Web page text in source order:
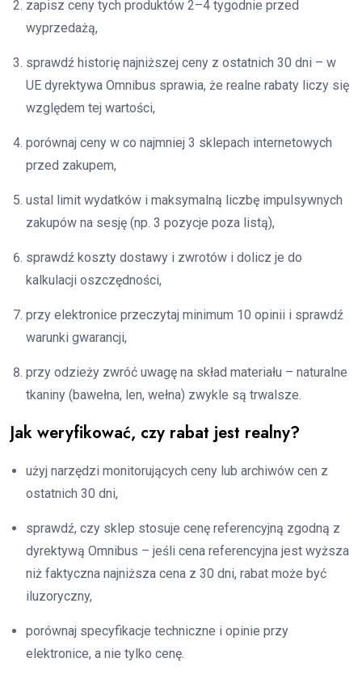
zapisz ceny tych produktów 2–4 tygodnie przed
wyprzedażą,
sprawdź historię najniższej ceny z ostatnich 30 dni – w
UE dyrektywa Omnibus sprawia, że realne rabaty liczy się
względem tej wartości,
porównaj ceny w co najmniej 3 sklepach internetowych
przed zakupem,
ustal limit wydatków i maksymalną liczbę impulsywnych
zakupów na sesję (np. 3 pozycje poza listą),
sprawdź koszty dostawy i zwrotów i dolicz je do
kalkulacji oszczędności,
przy elektronice przeczytaj minimum 10 opinii i sprawdź
warunki gwarancji,
przy odzieży zwróć uwagę na skład materiału – naturalne
tkaniny (bawełna, len, wełna) zwykle są trwalsze.
Jak weryfikować, czy rabat jest realny?
użyj narzędzi monitorujących ceny lub archiwów cen z
ostatnich 30 dni,
sprawdź, czy sklep stosuje cenę referencyjną zgodną z
dyrektywą Omnibus – jeśli cena referencyjna jest wyższa
niż faktyczna najniższa cena z 30 dni, rabat może być
iluzoryczny,
porównaj specyfikacje techniczne i opinie przy
elektronice, a nie tylko cenę.